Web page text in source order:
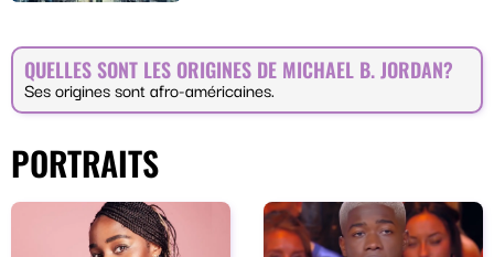
QUELLES SONT LES ORIGINES DE MICHAEL B. JORDAN?
Ses origines sont afro-américaines.
PORTRAITS